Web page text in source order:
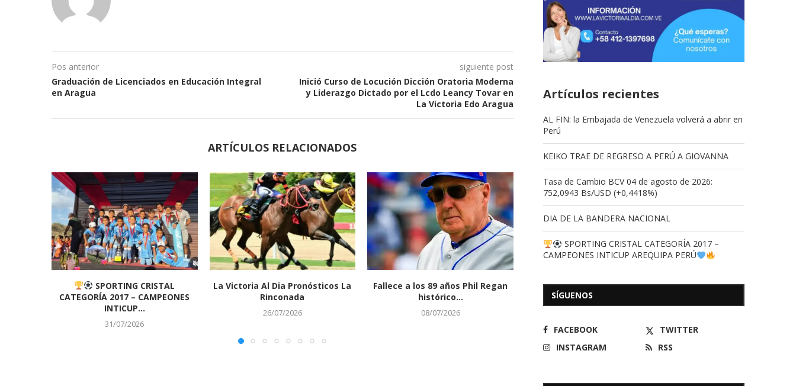
Pos anterior
Graduación de Licenciados en Educación Integral
en Aragua
siguiente post
Inició Curso de Locución Dicción Oratoria Moderna
y Liderazgo Dictado por el Lcdo Leancy Tovar en
La Victoria Edo Aragua
ARTÍCULOS RELACIONADOS
SPORTING CRISTAL
CATEGORÍA 2017 – CAMPEONES
INTICUP...
31/07/2026
La Victoria Al Dia Pronósticos La
Rinconada
26/07/2026
Fallece a los 89 años Phil Regan
histórico...
08/07/2026
Venezuela logra histórica
clasificación al Mundial Sub-19
tras...
LA VICTORIA AL DIA
Artículos recientes
AL FIN: la Embajada de Venezuela volverá a abrir en
Perú
KEIKO TRAE DE REGRESO A PERÚ A GIOVANNA
Tasa de Cambio BCV 04 de agosto de 2026:
752,0943 Bs/USD (+0,4418%)
DIA DE LA BANDERA NACIONAL
SPORTING CRISTAL CATEGORÍA 2017 –
CAMPEONES INTICUP AREQUIPA PERÚ
SÍGUENOS
FACEBOOK
TWITTER
INSTAGRAM
RSS